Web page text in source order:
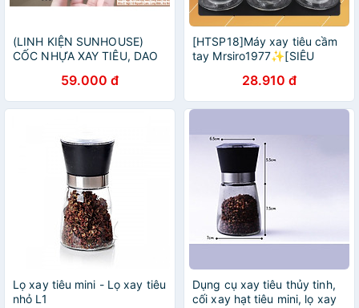
(LINH KIỆN SUNHOUSE)
CỐC NHỰA XAY TIÊU, DAO
SUNHOUSE SHD5115
SHD5112 SHD5111
HTD5113G
59.000 đ
[HTSP18]Máy xay tiêu cầm
tay Mrsiro1977✨[SIÊU
bằng thủy tinh xay cực
nhanh, cực dễ
28.910 đ
Lọ xay tiêu mini - Lọ xay tiêu
nhỏ L1
Dụng cụ xay tiêu thủy tinh,
cối xay hạt tiêu mini, lọ xay